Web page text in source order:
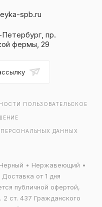
spb.ru
пр.
фермы, 29
ПОЛЬЗОВАТЕЛЬСКОЕ
ДАННЫХ
• Нержавеющий •
от 1 дня
публичной офертой,
ст. 437 Гражданского